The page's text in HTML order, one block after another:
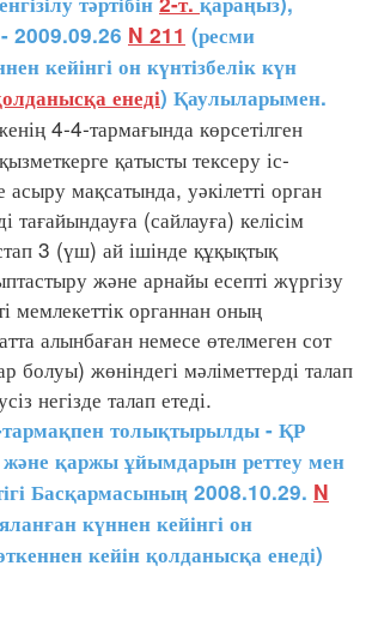
- 2009.09.26 N 211 (ресми
кейінгі он күнтізбелік күн
енеді) Қаулыларымен.
4-4-тармағында көрсетілген
қатысты тексеру іс-
мақсатында, уәкілетті орган
тағайындауға (сайлауға) келісім
3 (үш) ай ішінде құқықтық
және арнайы есепті жүргізу
мемлекеттік органнан оның
алынбаған немесе өтелмеген сот
болуы) жөніндегі мәліметтерді талап
негізде талап етеді.
тармақпен толықтырылды - ҚР
қаржы ұйымдарын реттеу мен
Басқармасының 2008.10.29. N
күннен кейінгі он
кейін қолданысқа енеді)